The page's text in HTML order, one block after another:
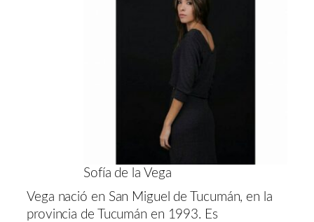
Sofía de la Vega
Vega nació en San Miguel de Tucumán, en la
provincia de Tucumán en 1993. Es